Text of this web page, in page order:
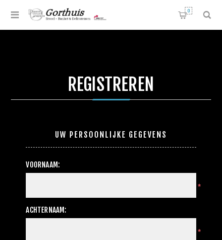
0
REGISTREREN
UW PERSOONLIJKE GEGEVENS
VOORNAAM:
*
ACHTERNAAM:
*